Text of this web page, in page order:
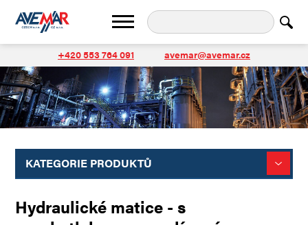
+420 553 764 091 avemar@avemar.cz
KATEGORIE PRODUKTŮ
Hydraulické matice - s